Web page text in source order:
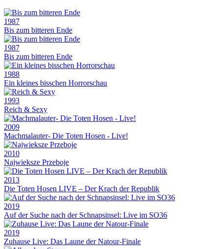
1987
Bis zum bitteren Ende
1987
Bis zum bitteren Ende
1988
Ein kleines bisschen Horrorschau
1993
Reich & Sexy
2009
Machmalauter- Die Toten Hosen - Live!
2010
Najwieksze Przeboje
2013
Die Toten Hosen LIVE – Der Krach der Republik
2019
Auf der Suche nach der Schnapsinsel: Live im SO36
2019
Zuhause Live: Das Laune der Natour-Finale